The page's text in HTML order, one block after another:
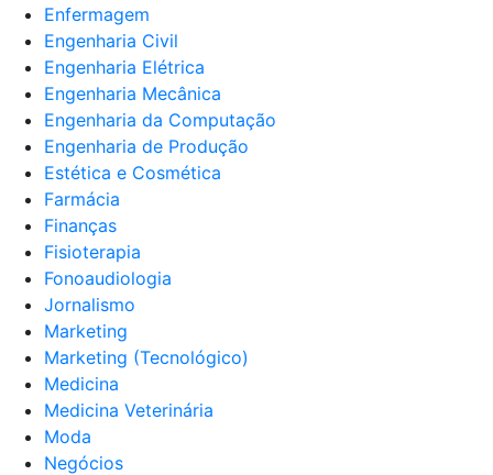
Enfermagem
Engenharia Civil
Engenharia Elétrica
Engenharia Mecânica
Engenharia da Computação
Engenharia de Produção
Estética e Cosmética
Farmácia
Finanças
Fisioterapia
Fonoaudiologia
Jornalismo
Marketing
Marketing (Tecnológico)
Medicina
Medicina Veterinária
Moda
Negócios